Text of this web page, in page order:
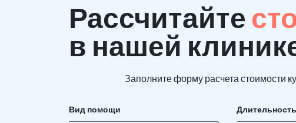
Рассчитайте
в нашей
Заполните форму расчета стоимости
Вид помощи